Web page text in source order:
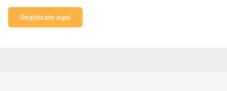
Regístrate aquí